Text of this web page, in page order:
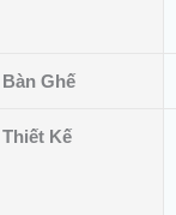
Bàn Ghế
Thiết Kế